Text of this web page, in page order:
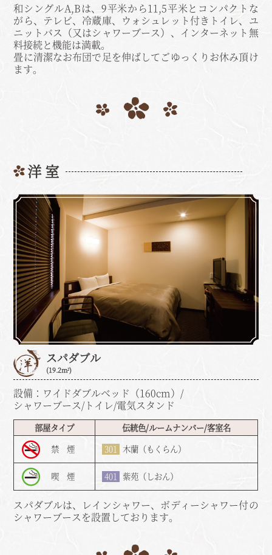
和シングルA,Bは、9平米から11,5平米とコンパクトな
がら、テレビ、冷蔵庫、ウォシュレット付きトイレ、ユ
ニットバス（又はシャワーブース）、インターネット無
料接続と機能は満載。
畳に清潔なお布団で足を伸ばしてごゆっくりお休み頂け
ます。
洋 室
スパダブル
(19.2m²)
設備：ワイドダブルベッド（160cm）/
シャワーブース/トイレ/電気スタンド
部屋タイプ
伝統色/ルームナンバー/客室名
禁 煙
301 木蘭（もくらん）
喫 煙 401 紫苑（しおん）
スパダブルは、レインシャワー、ボディーシャワー付の
シャワーブースを設置しております。